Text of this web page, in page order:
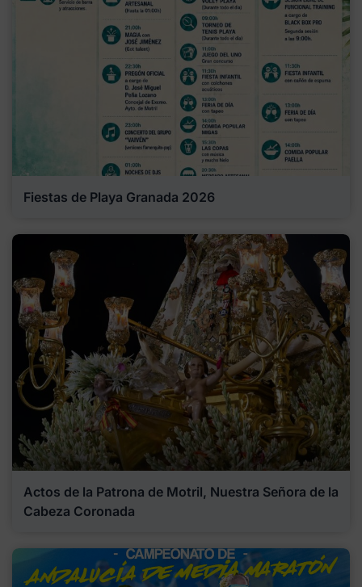
Fiestas de Playa Granada 2026
Actos de la Patrona de Motril, Nuestra Señora de la
Cabeza Coronada